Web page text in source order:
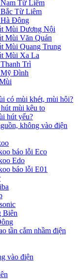
Từ Liêm
Từ Liêm
Đông
Mùi Dương Nội
Mùi Văn Quán
Mùi Quang Trung
Mùi Xa La
Trì
Mỹ Đình
có mùi khét, mùi hôi?
mùi kêu to
hút yếu?
không vào điện
báo lỗi Eco
Edo
báo lỗi E01
Biên
tần cắm nhầm điện
vào điện